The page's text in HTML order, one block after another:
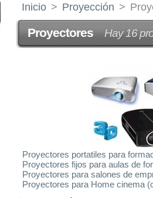
Inicio > Proyección >
Proyectores Hay 16
Proyectores portatiles para
Proyectores fijos para aulas de
Proyectores para salones de
Proyectores para Home cinema